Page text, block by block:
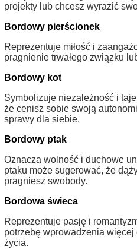
projekty lub chcesz wyrazić
Bordowy pierścionek
Reprezentuje miłość i
pragnienie trwałego związku
Bordowy kot
Symbolizuje niezależność i
że cenisz sobie swoją
sprawy dla siebie.
Bordowy ptak
Oznacza wolność i duchowe
ptaku może sugerować, że
pragniesz swobody.
Bordowa świeca
Reprezentuje pasję i
potrzebę wprowadzenia więcej
życia.